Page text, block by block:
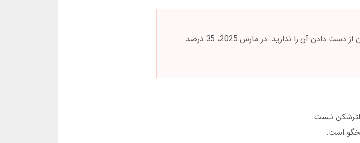
بازی انفجار یک شرط بندی پرریسک است. هرگز پولی را واریز کنید که توان از دست دادن آن را ندارید. در مارس 2025، 35 درصد